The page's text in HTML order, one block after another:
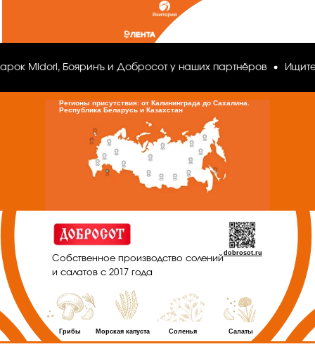
Midori, Бояринъ и Добросот у наших партнёров Ищите
Регионы присутствия: от Калининграда до Сахалина.
Республика Беларусь и Казахстан
Собственное производство солений
и салатов с 2017 года
Грибы
dobrosot.ru
Морская капуста Соленья Салаты